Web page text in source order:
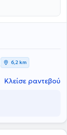
6,2 km
Κλείσε ραντεβού